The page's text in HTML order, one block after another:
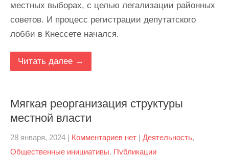
местных выборах, с целью легализации районных
советов. И процесс регистрации депутатского
лобби в Кнессете начался.
Читать далее →
Мягкая реорганизация структуры
местной власти
28 января, 2024 | Комментариев нет | Деятельность,
Общественные инициативы, Публикации